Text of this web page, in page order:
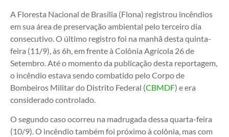
A Floresta Nacional de Brasília (Flona) registrou incêndios
em sua área de preservação ambiental pelo terceiro dia
consecutivo. O último registro foi na manhã desta quinta-
feira (11/9), às 6h, em frente à Colônia Agrícola 26 de
Setembro. Até o momento da publicação desta reportagem,
o incêndio estava sendo combatido pelo Corpo de
Bombeiros Militar do Distrito Federal (CBMDF) e era
considerado controlado.
O segundo caso ocorreu na madrugada dessa quarta-feira
(10/9). O incêndio também foi próximo à colônia, mas com